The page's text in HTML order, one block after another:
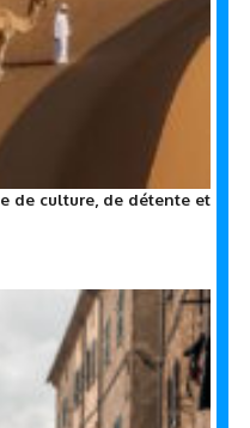
de culture, de détente et